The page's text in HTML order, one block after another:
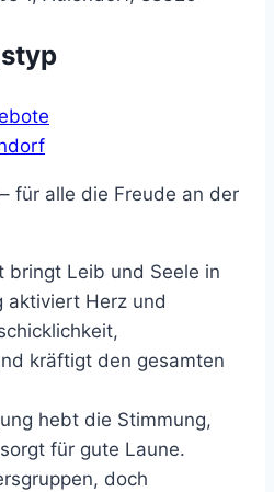
für alle die Freude an der
bringt Leib und Seele in
aktiviert Herz und
kräftigt den gesamten
hebt die Stimmung,
für gute Laune.
doch